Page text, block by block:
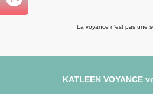
La voyance n'est pas une
KATLEEN